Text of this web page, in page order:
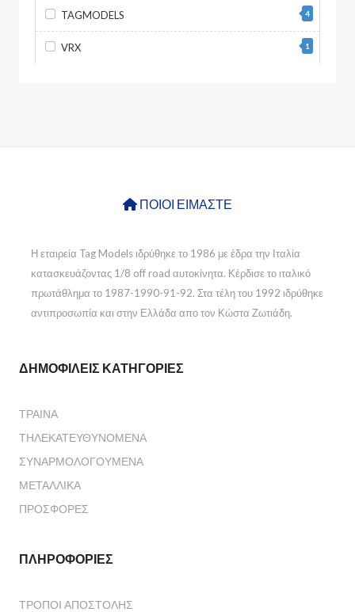
TAGMODELS 4
VRX 1
ΠΟΙΟΙ ΕΙΜΑΣΤΕ
Η εταιρεία Tag Models ιδρύθηκε το 1986 με έδρα την Ιταλία
κατασκευάζοντας 1/8 off road αυτοκίνητα. Κέρδισε το ιταλικό
πρωτάθλημα το 1987-1990-91-92. Στα τέλη του 1992 ιδρύθηκε
αντιπροσωπία και στην Ελλάδα απο τον Κώστα Ζωτιάδη.
ΔΗΜΟΦΙΛΕΊΣ ΚΑΤΗΓΟΡΊΕΣ
ΤΡΑΊΝΑ
ΤΗΛΕΚΑΤΕΥΘΥΝΌΜΕΝΑ
ΣΥΝΑΡΜΟΛΟΓΟΎΜΕΝΑ
ΜΕΤΑΛΛΙΚΆ
ΠΡΟΣΦΟΡΈΣ
ΠΛΗΡΟΦΟΡΊΕΣ
ΤΡΌΠΟΙ ΑΠΟΣΤΟΛΉΣ